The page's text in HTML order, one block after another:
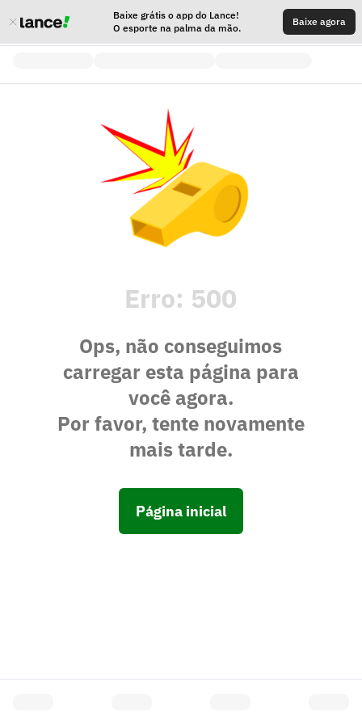
Baixe grátis o app do Lance!
O esporte na palma da mão.
Baixe agora
Erro: 500
Ops, não conseguimos
carregar esta página para
você agora.
Por favor, tente novamente
mais tarde.
Página inicial